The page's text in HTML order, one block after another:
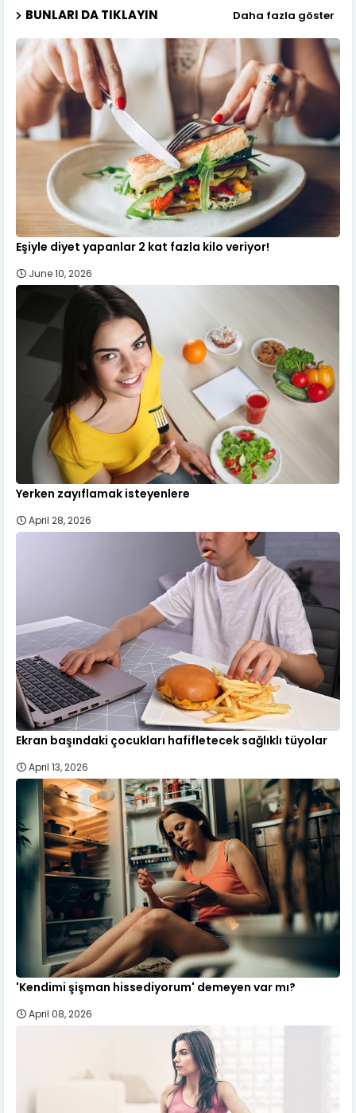
BUNLARI DA TIKLAYIN Daha fazla göster
Eşiyle diyet yapanlar 2 kat fazla kilo veriyor!
June 10, 2026
Yerken zayıflamak isteyenlere
April 28, 2026
Ekran başındaki çocukları hafifletecek sağlıklı tüyolar
April 13, 2026
'Kendimi şişman hissediyorum' demeyen var mı?
April 08, 2026